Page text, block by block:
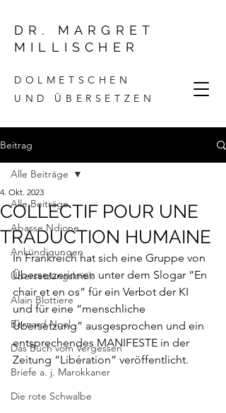
DR. MARGRET
MILLISCHER
DOLMETSCHEN
UND ÜBERSETZEN
Beitrag
Alle Beiträge
Abasse Ndione
Ankündigungen
Übersetzungskritik
Alain Blottiere
Bernard Noel
Das Buch vom Vergessen
Briefe a. j. Marokkaner
Die rote Schwalbe
Alle Beiträge
COLLECTIF POUR UNE
TRADUCTION HUMAINE
4. Okt. 2023
In Frankreich hat sich eine Gruppe von
Übersetzerinnen unter dem Slogar “En
chair et en os” für ein Verbot der KI
und für eine “menschliche
Übersetzung” ausgesprochen und ein
entsprechendes MANIFESTE in der
Zeitung “Libération” veröffentlicht.